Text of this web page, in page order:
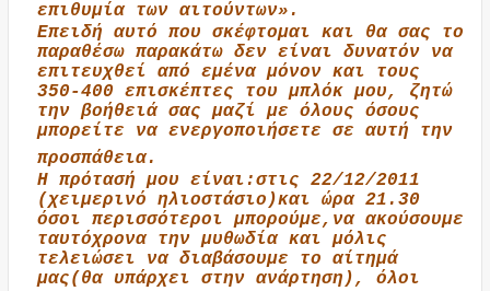
επιθυμία των αιτούντων».
Επειδή αυτό που σκέφτομαι και θα σας το
παραθέσω παρακάτω δεν είναι δυνατόν να
επιτευχθεί από εμένα μόνον και τους
350-400 επισκέπτες του μπλόκ μου, ζητώ
την βοήθειά σας μαζί με όλους όσους
μπορείτε να ενεργοποιήσετε σε αυτή την
προσπάθεια.
Η πρότασή μου είναι:στις 22/12/2011
(χειμερινό ηλιοστάσιο)και ώρα 21.30
όσοι περισσότεροι μπορούμε,να ακούσουμε
ταυτόχρονα την μυθωδία και μόλις
τελειώσει να διαβάσουμε το αίτημά
μας(θα υπάρχει στην ανάρτηση), όλοι